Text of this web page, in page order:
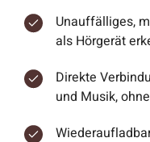
Unauffälliges,
als Hörgerät
Direkte
und Musik,